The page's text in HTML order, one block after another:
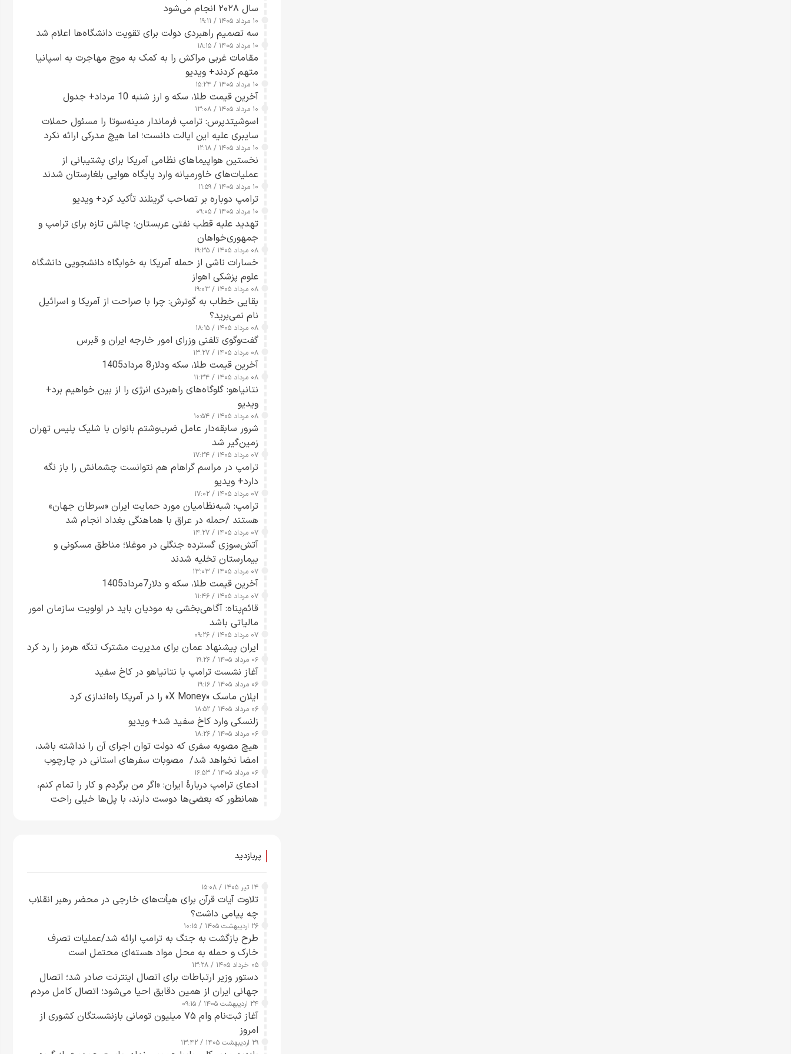
سال ۲۰۲۸ انجام می‌شود
۱۰ مرداد ۱۴۰۵ / ۱۹:۱۱
سه تصمیم راهبردی دولت برای تقویت دانشگاه‌ها اعلام شد
۱۰ مرداد ۱۴۰۵ / ۱۸:۱۵
مقامات غربی مراکش را به کمک به موج مهاجرت به اسپانیا
متهم کردند+ ویدیو
۱۰ مرداد ۱۴۰۵ / ۱۵:۲۴
آخرین قیمت طلا، سکه و ارز شنبه 10 مرداد+ جدول
۱۰ مرداد ۱۴۰۵ / ۱۳:۰۸
اسوشیتدپرس: ترامپ فرماندار مینه‌سوتا را مسئول حملات
سایبری علیه این ایالت دانست؛ اما هیچ مدرکی ارائه نکرد
۱۰ مرداد ۱۴۰۵ / ۱۲:۱۸
نخستین هواپیماهای نظامی آمریکا برای پشتیبانی از
عملیات‌های خاورمیانه وارد پایگاه هوایی بلغارستان شدند
۱۰ مرداد ۱۴۰۵ / ۱۱:۵۹
ترامپ دوباره بر تصاحب گرینلند تأکید کرد+ ویدیو
۱۰ مرداد ۱۴۰۵ / ۰۹:۰۵
تهدید علیه قطب نفتی عربستان؛ چالش تازه برای ترامپ و
جمهوری‌خواهان
۰۸ مرداد ۱۴۰۵ / ۱۹:۳۵
خسارات ناشی از حمله آمریکا به خوابگاه دانشجویی دانشگاه
علوم پزشکی اهواز
۰۸ مرداد ۱۴۰۵ / ۱۹:۰۳
بقایی خطاب به گوترش: چرا با صراحت از آمریکا و اسرائیل
نام نمی‌برید؟
۰۸ مرداد ۱۴۰۵ / ۱۸:۱۵
گفت‌وگوی تلفنی وزرای امور خارجه ایران و قبرس
۰۸ مرداد ۱۴۰۵ / ۱۳:۲۷
آخرین قیمت طلا، سکه ودلار8 مرداد1405
۰۸ مرداد ۱۴۰۵ / ۱۱:۳۴
نتانیاهو: گلوگاه‌های راهبردی انرژی را از بین خواهیم برد+
ویدیو
۰۸ مرداد ۱۴۰۵ / ۱۰:۵۴
شرور سابقه‌دار عامل ضرب‌وشتم بانوان با شلیک پلیس تهران
زمین‌گیر شد
۰۷ مرداد ۱۴۰۵ / ۱۷:۲۴
ترامپ در مراسم گراهام هم نتوانست چشمانش را باز نگه
دارد+ ویدیو
۰۷ مرداد ۱۴۰۵ / ۱۷:۰۲
ترامپ: شبه‌نظامیان مورد حمایت ایران «سرطان جهان»
هستند /حمله در عراق با هماهنگی بغداد انجام شد
۰۷ مرداد ۱۴۰۵ / ۱۴:۲۷
آتش‌سوزی گسترده جنگلی در موغلا؛ مناطق مسکونی و
بیمارستان تخلیه شدند
۰۷ مرداد ۱۴۰۵ / ۱۳:۰۳
آخرین قیمت طلا، سکه و دلار7مرداد1405
۰۷ مرداد ۱۴۰۵ / ۱۱:۴۶
قائم‌پناه: آگاهی‌بخشی به مودیان باید در اولویت سازمان امور
مالیاتی باشد
۰۷ مرداد ۱۴۰۵ / ۰۹:۲۶
ایران پیشنهاد عمان برای مدیریت مشترک تنگه هرمز را رد کرد
۰۶ مرداد ۱۴۰۵ / ۱۹:۲۶
آغاز نشست ترامپ با نتانیاهو در کاخ سفید
۰۶ مرداد ۱۴۰۵ / ۱۹:۱۶
ایلان ماسک «X Money» را در آمریکا راه‌اندازی کرد
۰۶ مرداد ۱۴۰۵ / ۱۸:۵۲
زلنسکی وارد کاخ سفید شد+ ویدیو
۰۶ مرداد ۱۴۰۵ / ۱۸:۲۶
هیچ مصوبه سفری که دولت توان اجرای آن را نداشته باشد،
امضا نخواهد شد/ مصوبات سفرهای استانی در چارچوب
قانون بودجه است+ عکس
۰۶ مرداد ۱۴۰۵ / ۱۶:۵۳
ادعای ترامپ دربارهٔ ایران: «اگر من برگردم و کار را تمام کنم،
همانطور که بعضی‌ها دوست دارند، با پل‌ها خیلی راحت
پربازدید
۱۴ تیر ۱۴۰۵ / ۱۵:۰۸
تلاوت آیات قرآن برای هیأت‌های خارجی در محضر رهبر انقلاب
چه پیامی داشت؟
۲۶ اردیبهشت ۱۴۰۵ / ۱۰:۱۵
طرح‌ بازگشت به جنگ به ترامپ ارائه شد/عملیات تصرف
خارک و حمله به محل مواد هسته‌ای محتمل است
۰۵ خرداد ۱۴۰۵ / ۱۳:۲۸
دستور وزیر ارتباطات برای اتصال اینترنت صادر شد؛ اتصال
جهانی ایران از همین دقایق احیا می‌شود؛ اتصال کامل مردم
تا ۲۴ ساعت آینده
۲۴ اردیبهشت ۱۴۰۵ / ۰۹:۱۵
آغاز ثبت‌نام وام ۷۵ میلیون تومانی بازنشستگان کشوری از
امروز
۲۹ اردیبهشت ۱۴۰۵ / ۱۳:۴۲